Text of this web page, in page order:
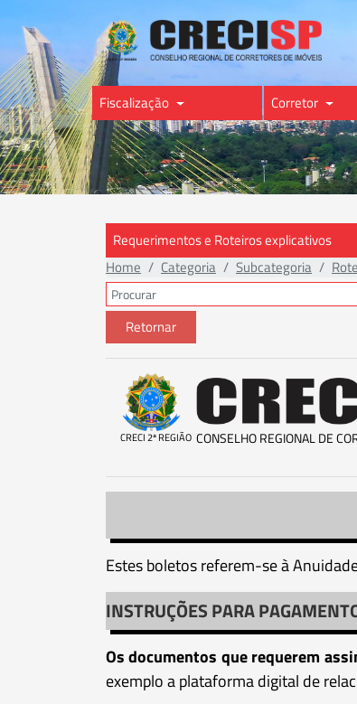
Fiscalização Corretor
Requerimentos e Roteiros explicativos
Home
Categoria Subcategoria
Retornar
CRECI 2ª REGIÃO CONSELHO REGIONAL DE
Estes boletos referem-se à
INSTRUÇÕES PARA
Os documentos que requerem
exemplo a plataforma digital de